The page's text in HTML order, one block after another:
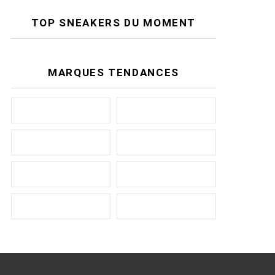
TOP SNEAKERS DU MOMENT
MARQUES TENDANCES